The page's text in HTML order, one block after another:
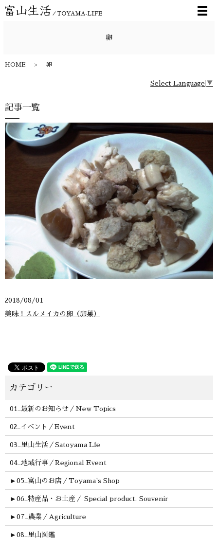
メ
卵
HOME 卵
Select Language ▼
記事一覧
2018/08/01
美味！スルメイカの卵（卵巣）
01_最新のお知らせ／New Topics
02_イベント／Event
03_里山生活／Satoyama Lfe
04_地域行事／Regional Event
► 05_富山のお店／Toyama's Shop
► 06_特産品・お土産／ Special product, Souvenir
► 07_農業／Agriculture
► 08_里山図鑑